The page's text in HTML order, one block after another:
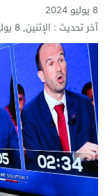
8 يوليو 2024
آخر تحديث : الإثنين, 8 يوليو, 2024 - 11:57 صباحًا